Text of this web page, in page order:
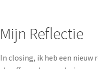
Mijn Reflectie
In closing, ik heb een